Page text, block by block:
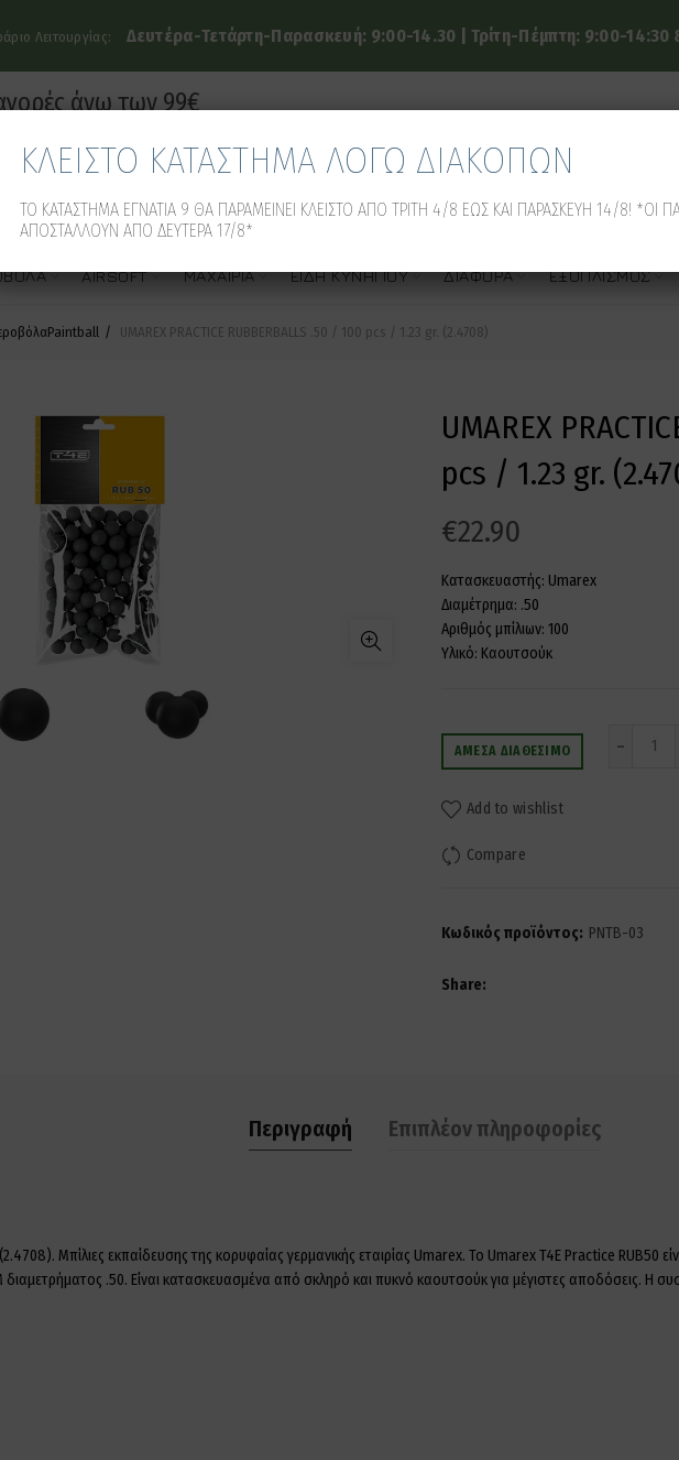
Λειτουργίας: Δευτέρα-Τετάρτη-Παρασκευή: 9:00-14.30 | Τρίτη-Πέμπτη: 9:00-14:30
άνω των 99€
και τα οπλοκιβώτια
AIRSOFT ΜΑΧΑΊΡΙΑ ΕΊΔΗ ΚΥΝΗΓΙΟΎ ΔΙΆΦΟΡΑ ΕΞΟΠΛΙΣΜΌΣ
UMAREX PRACTICE RUBBERBALLS .50 / 100 pcs / 1.23 gr. (2.4708)
UMAREX
pcs / 1.23 gr.
€22.90
Κατασκευαστής: Umarex
Διαμέτρημα: .50
Αριθμός μπίλιων: 100
Υλικό: Καουτσούκ
ΆΜΕΣΑ ΔΙΑΘΈΣΙΜΟ
Add to wishlist
Compare
Κωδικός προϊόντος: PNTB-03
Share
Περιγραφή Επιπλέον πληροφορίες
(2.4708). Μπίλιες εκπαίδευσης της κορυφαίας γερμανικής εταιρίας Umarex. Το Umarex T4E Practice
διαμετρήματος .50. Είναι κατασκευασμένα από σκληρό και πυκνό καουτσούκ για μέγιστες αποδόσεις. Η
ΚΛΕΙΣΤΟ ΚΑΤΑΣΤΗΜΑ ΛΟΓΩ ΔΙΑΚΟΠΩΝ
ΤΟ ΚΑΤΑΣΤΗΜΑ ΕΓΝΑΤΙΑ 9 ΘΑ ΠΑΡΑΜΕΙΝΕΙ ΚΛΕΙΣΤΟ ΑΠΟ ΤΡΙΤΗ 4/8 ΕΩΣ ΚΑΙ ΠΑΡΑΣΚΕΥΗ 14/8! *ΟΙ
ΑΠΟΣΤΑΛΛΟΥΝ ΑΠΟ ΔΕΥΤΕΡΑ 17/8*